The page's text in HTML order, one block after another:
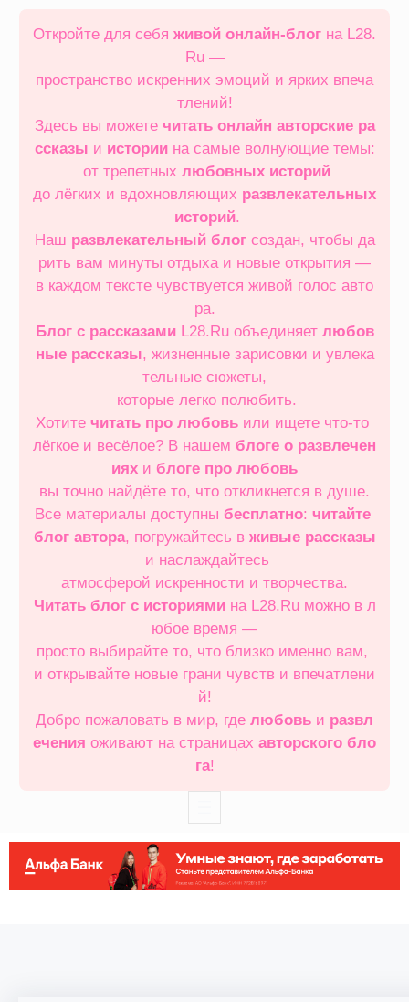
Откройте для себя живой онлайн‑блог на L28.
Ru —
пространство искренних эмоций и ярких впеча
тлений!
Здесь вы можете читать онлайн авторские ра
ссказы и историина самые волнующие темы:
от трепетных любовных историй
до лёгких и вдохновляющих развлекательных
историй.
Наш развлекательный блогсоздан, чтобы да
рить вам минуты отдыха и новые открытия —
в каждом тексте чувствуется живой голос авто
ра.
Блог с рассказамиL28.Ru объединяет любов
ные рассказы, жизненные зарисовки и увлека
тельные сюжеты,
которые легко полюбить.
Хотите читать про любовь или ищете что‑то
лёгкое и весёлое? В нашем блоге о развлечен
иях и блоге про любовь
вы точно найдёте то, что откликнется в душе.
Все материалы доступны бесплатно: читайте
блог автора, погружайтесь в живые рассказы
и наслаждайтесь
атмосферой искренности и творчества.
Читать блог с историямина L28.Ru можно в л
юбое время —
просто выбирайте то, что близко именно вам,
и открывайте новые грани чувств и впечатлени
й!
Добро пожаловать в мир, где любовь и развл
ечения оживают на страницах авторского бло
га!